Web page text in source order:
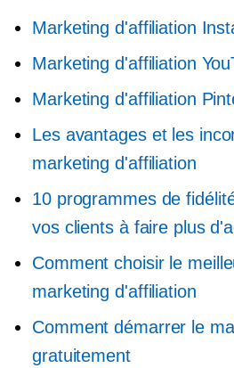
Marketing d'affiliation
Marketing d'affiliation
Marketing d'affiliation
Les avantages et les
marketing d'affiliation
10 programmes de
vos clients à faire plus
Comment choisir le
marketing d'affiliation
Comment démarrer le
gratuitement